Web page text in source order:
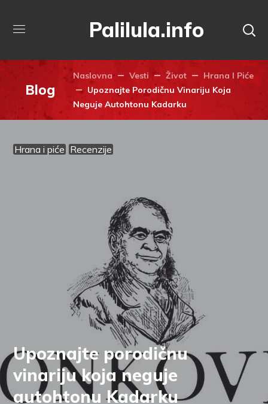
Palilula.info
Blog
Naslovna Vesti Život
Hrana I Piće
Upoznajte Porodičnu Vinariju Koja
Neguje Autohtonu Kadarku
Hrana i piće Recenzije
Upoznajte porodičnu
vinariju koja neguje
autohtonu Kadarku